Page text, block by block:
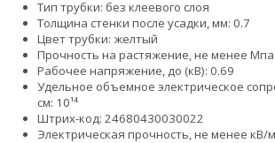
Тип трубки: без клеевого слоя
Толщина стенки после усадки, мм: 0.7
Цвет трубки: желтый
Прочность на растяжение, не менее
Рабочее напряжение, до (кВ): 0.69
Удельное объемное электрическое
см: 10¹⁴
Штрих-код: 24680430030022
Электрическая прочность, не менее кВ/